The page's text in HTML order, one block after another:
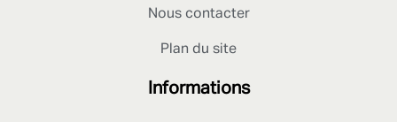
Nous contacter
Plan du site
Informations